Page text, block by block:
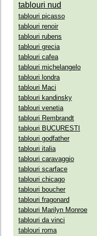
tablouri nud
tablouri picasso
tablouri renoir
tablouri rubens
tablouri grecia
tablouri cafea
tablouri michelangelo
tablouri londra
tablouri Maci
tablouri kandinsky
tablouri venetia
tablouri Rembrandt
tablouri BUCURESTI
tablouri godfather
tablouri italia
tablouri caravaggio
tablouri scarface
tablouri chicago
tablouri boucher
tablouri fragonard
tablouri Marilyn Monroe
tablouri da vinci
tablouri roma